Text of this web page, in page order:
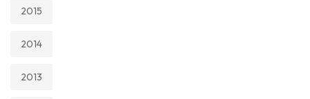
2015
2014
2013